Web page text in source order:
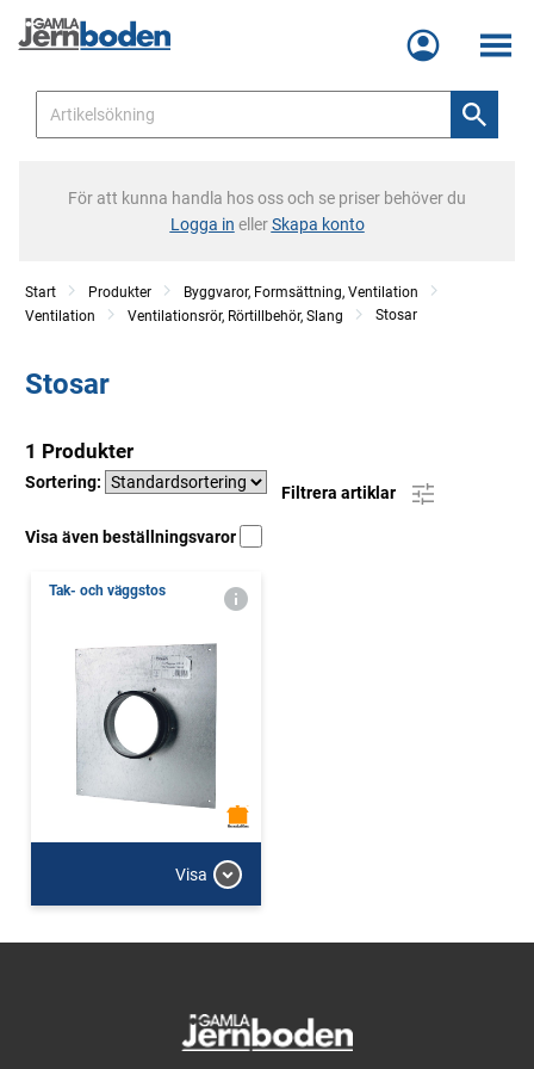
Meny
För att kunna handla hos oss och se priser behöver du
Logga in ellerSkapa konto
Start Produkter
Byggvaror, Formsättning, Ventilation
Ventilation
Ventilationsrör, Rörtillbehör, Slang Stosar
Stosar
1 Produkter
Sortering:
Filtrera artiklar
Visa även beställningsvaror
Tak- och väggstos
Visa